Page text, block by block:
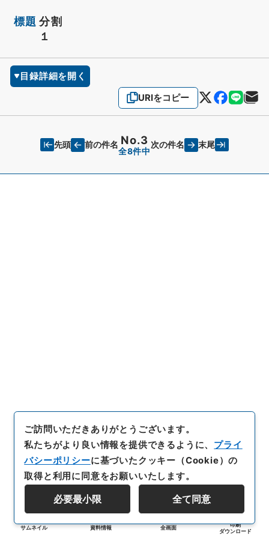
標題 分割
１
目録詳細を開く
URIをコピー
先頭 前の件名 No.3
全8件中
次の件名 末尾
サムネイル 資料情報 全画面
印刷
ダウンロード
ご訪問いただきありがとうございます。
私たちがより良い情報を提供できるように、 プライ
バシーポリシーに基づいたクッキー（Cookie）の
取得と利用に同意をお願いいたします。
必要最小限 全て同意